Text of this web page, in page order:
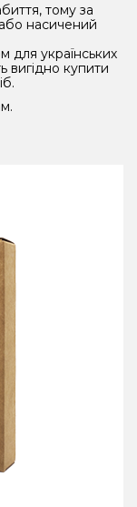
тому за
насичений
для українських
вигідно купити